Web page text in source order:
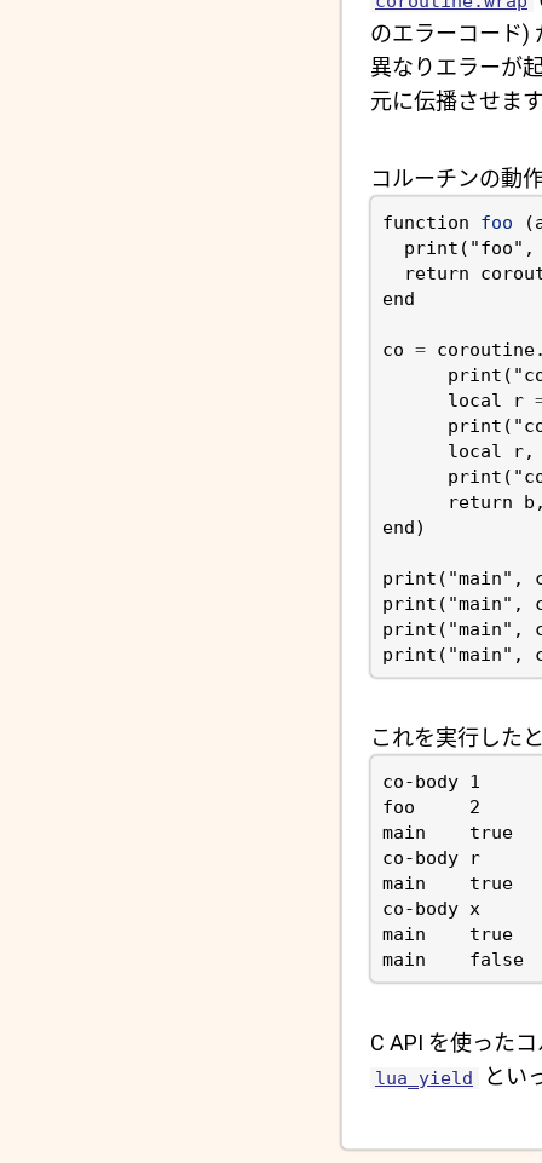
のエラーコード)
異なりエラーが
元に伝播させま
コルーチンの動
function foo (
print ( "foo" ,
return
end
co =
print (
local
r
print (
local
r,
print (
return
b
end)
print ( "main" ,
print ( "main" ,
print ( "main" ,
print ( "main" ,
これを実行した
co-body r
C API を使った
lua_yield とい